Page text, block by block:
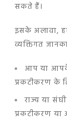
सकते हैं।
इसके अलावा,
व्यक्तिगत
आप या आपके
प्रकटीकरण के
राज्य या
प्रकटीकरण